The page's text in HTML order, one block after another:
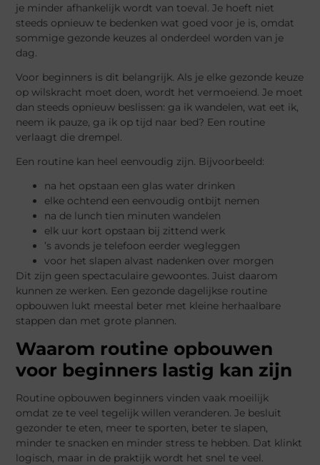
je minder afhankelijk wordt van toeval. Je hoeft niet
steeds opnieuw te bedenken wat goed voor je is, omdat
sommige gezonde keuzes al onderdeel worden van je
dag.
Voor beginners is dit belangrijk. Als je elke gezonde keuze
op wilskracht moet doen, wordt het vermoeiend. Je moet
dan steeds opnieuw beslissen: ga ik wandelen, wat eet ik,
neem ik pauze, ga ik op tijd naar bed? Een routine
verlaagt die drempel.
Een routine kan heel eenvoudig zijn. Bijvoorbeeld:
na het opstaan een glas water drinken
elke ochtend een eenvoudig ontbijt nemen
na de lunch tien minuten wandelen
elk uur kort opstaan bij zittend werk
’s avonds je telefoon eerder wegleggen
voor het slapen alvast nadenken over morgen
Dit zijn geen spectaculaire gewoontes. Juist daarom
kunnen ze werken. Een gezonde dagelijkse routine
opbouwen lukt meestal beter met kleine herhaalbare
stappen dan met grote plannen.
Waarom routine opbouwen
voor beginners lastig kan zijn
Routine opbouwen beginners vinden vaak moeilijk
omdat ze te veel tegelijk willen veranderen. Je besluit
gezonder te eten, meer te sporten, beter te slapen,
minder te snacken en minder stress te hebben. Dat klinkt
logisch, maar in de praktijk wordt het snel te veel.